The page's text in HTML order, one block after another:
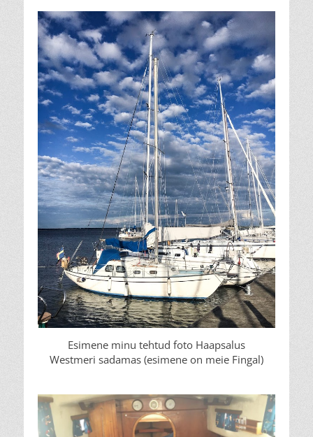
Esimene minu tehtud foto Haapsalus
Westmeri sadamas (esimene on meie Fingal)